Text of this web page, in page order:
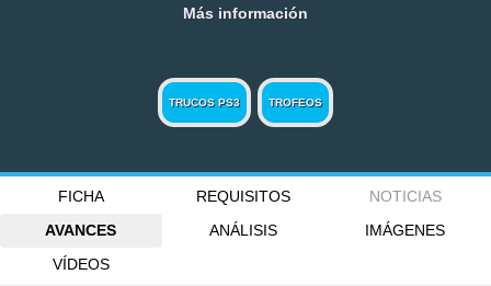
Más información
TRUCOS PS3 TROFEOS
FICHA REQUISITOS
NOTICIAS
AVANCES
ANÁLISIS
IMÁGENES
VÍDEOS